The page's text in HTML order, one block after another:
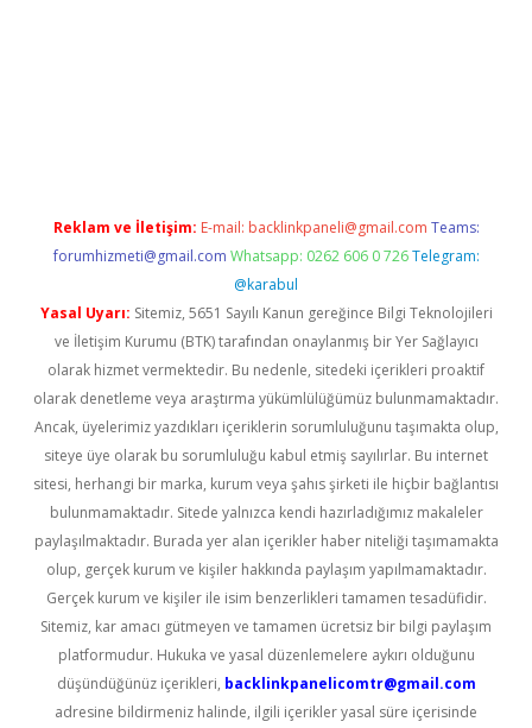
Reklam ve İletişim: E-mail: backlinkpaneli@gmail.com Teams:
forumhizmeti@gmail.com Whatsapp: 0262 606 0 726 Telegram:
@karabul
Yasal Uyarı: Sitemiz, 5651 Sayılı Kanun gereğince Bilgi Teknolojileri
ve İletişim Kurumu (BTK) tarafından onaylanmış bir Yer Sağlayıcı
olarak hizmet vermektedir. Bu nedenle, sitedeki içerikleri proaktif
olarak denetleme veya araştırma yükümlülüğümüz bulunmamaktadır.
Ancak, üyelerimiz yazdıkları içeriklerin sorumluluğunu taşımakta olup,
siteye üye olarak bu sorumluluğu kabul etmiş sayılırlar. Bu internet
sitesi, herhangi bir marka, kurum veya şahıs şirketi ile hiçbir bağlantısı
bulunmamaktadır. Sitede yalnızca kendi hazırladığımız makaleler
paylaşılmaktadır. Burada yer alan içerikler haber niteliği taşımamakta
olup, gerçek kurum ve kişiler hakkında paylaşım yapılmamaktadır.
Gerçek kurum ve kişiler ile isim benzerlikleri tamamen tesadüfidir.
Sitemiz, kar amacı gütmeyen ve tamamen ücretsiz bir bilgi paylaşım
platformudur. Hukuka ve yasal düzenlemelere aykırı olduğunu
düşündüğünüz içerikleri, backlinkpanelicomtr@gmail.com
adresine bildirmeniz halinde, ilgili içerikler yasal süre içerisinde